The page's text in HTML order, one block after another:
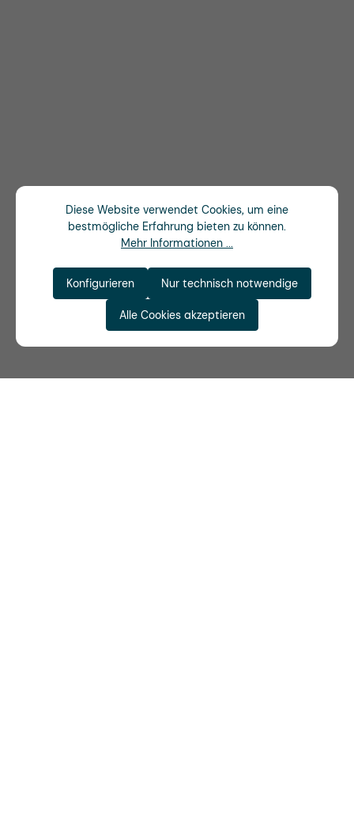
Diese Website verwendet Cookies, um eine
bestmögliche Erfahrung bieten zu können.
Mehr Informationen ...
Nur technisch notwendige
Konfigurieren
Alle Cookies akzeptieren